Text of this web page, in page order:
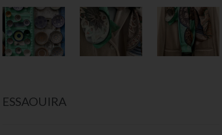
ESSAOUIRA